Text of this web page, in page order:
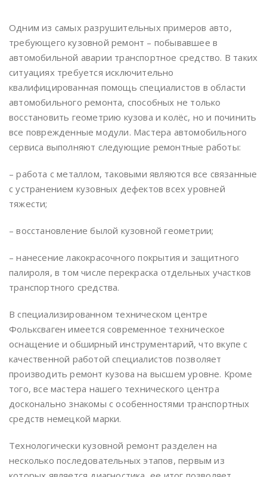
Одним из самых разрушительных примеров авто,
требующего кузовной ремонт – побывавшее в
автомобильной аварии транспортное средство. В таких
ситуациях требуется исключительно
квалифицированная помощь специалистов в области
автомобильного ремонта, способных не только
восстановить геометрию кузова и колёс, но и починить
все поврежденные модули. Мастера автомобильного
сервиса выполняют следующие ремонтные работы:
– работа с металлом, таковыми являются все связанные
с устранением кузовных дефектов всех уровней
тяжести;
– восстановление былой кузовной геометрии;
– нанесение лакокрасочного покрытия и защитного
палироля, в том числе перекраска отдельных участков
транспортного средства.
В специализированном техническом центре
Фольксваген имеется современное техническое
оснащение и обширный инструментарий, что вкупе с
качественной работой специалистов позволяет
производить ремонт кузова на высшем уровне. Кроме
того, все мастера нашего технического центра
досконально знакомы с особенностями транспортных
средств немецкой марки.
Технологически кузовной ремонт разделен на
несколько последовательных этапов, первым из